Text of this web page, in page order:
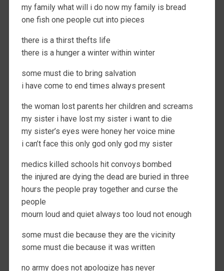
my family what will i do now my family is bread
one fish one people cut into pieces
there is a thirst thefts life
there is a hunger a winter within winter
some must die to bring salvation
i have come to end times always present
the woman lost parents her children and screams
my sister i have lost my sister i want to die
my sister’s eyes were honey her voice mine
i can’t face this only god only god my sister
medics killed schools hit convoys bombed
the injured are dying the dead are buried in three
hours the people pray together and curse the
people
mourn loud and quiet always too loud not enough
some must die because they are the vicinity
some must die because it was written
no army does not apologize has never